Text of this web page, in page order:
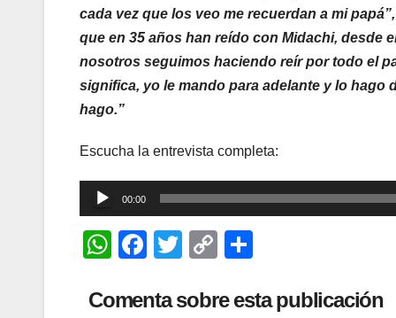
cada vez que los veo me recuerdan a mi
que en 35 años han reído con Midachi, desde
nosotros seguimos haciendo reír por todo el
significa, yo le mando para adelante y lo hago
hago.”
Escucha la entrevista completa:
Reproductor
de
audio
00:00
W
at
F
c
T
tt
C
p
m
Comenta sobre esta publicación